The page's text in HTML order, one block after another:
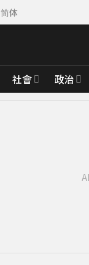
简体
社會 政治